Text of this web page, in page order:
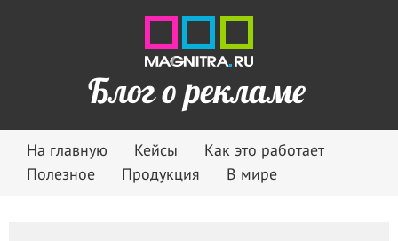
Блог о рекламе
На главную Кейсы
Как это работает
Полезное
Продукция В мире